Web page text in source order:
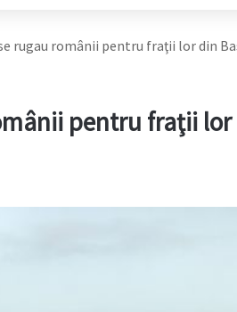
rugau românii pentru fraţii lor din
pentru fraţii